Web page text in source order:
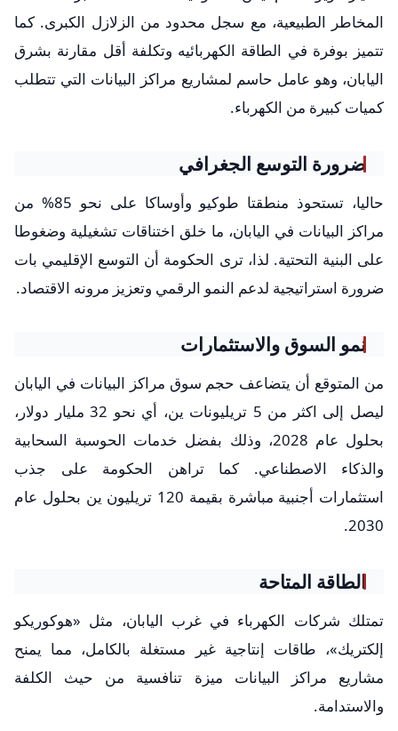
المخاطر الطبيعية، مع سجل محدود من الزلازل الكبرى. كما
تتميز بوفرة في الطاقة الكهربائيه وتكلفة أقل مقارنة بشرق
اليابان، وهو عامل حاسم لمشاريع مراكز البيانات التي تتطلب
كميات كبيرة من الكهرباء.
ضرورة التوسع الجغرافي
حاليا، تستحوذ منطقتا طوكيو وأوساكا على نحو 85% من
مراكز البيانات في اليابان، ما خلق اختناقات تشغيلية وضغوطا
على البنية التحتية. لذا، ترى الحكومة أن التوسع الإقليمي بات
ضرورة استراتيجية لدعم النمو الرقمي وتعزيز مرونه الاقتصاد.
نمو السوق والاستثمارات
من المتوقع أن يتضاعف حجم سوق مراكز البيانات في اليابان
ليصل إلى اكثر من 5 تريليونات ين، أي نحو 32 مليار دولار،
بحلول عام 2028، وذلك بفضل خدمات الحوسبة السحابية
والذكاء الاصطناعي. كما تراهن الحكومة على جذب
استثمارات أجنبية مباشرة بقيمة 120 تريليون ين بحلول عام
2030.
الطاقة المتاحة
تمتلك شركات الكهرباء في غرب اليابان، مثل «هوكوريكو
إلكتريك»، طاقات إنتاجية غير مستغلة بالكامل، مما يمنح
مشاريع مراكز البيانات ميزة تنافسية من حيث الكلفة
والاستدامة.